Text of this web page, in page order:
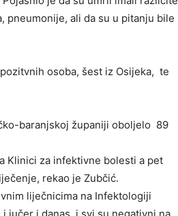
pneumonije, ali da su u pitanju bile
osoba, šest iz Osijeka, te
baranjskoj županiji oboljelo 89
Klinici za infektivne bolesti a pet
rekao je Zubčić.
liječnicima na Infektologiji